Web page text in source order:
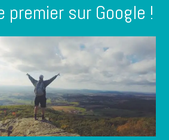
premier sur Google !